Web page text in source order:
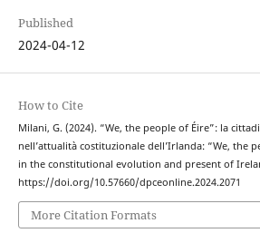
Published
2024-04-12
How to Cite
Milani, G. (2024). “We, the people of Éire”: la
nell’attualità costituzionale dell’Irlanda: “We, the
in the constitutional evolution and present of
https://doi.org/10.57660/dpceonline.2024.2071
More Citation Formats